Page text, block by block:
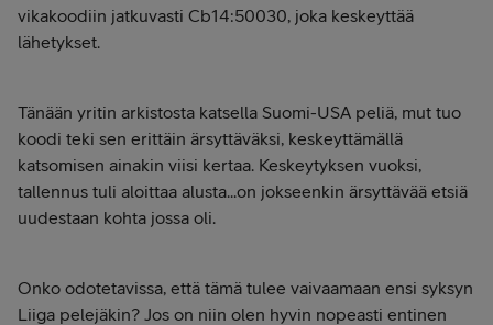
vikakoodiin jatkuvasti Cb14:50030, joka keskeyttää
lähetykset.
Tänään yritin arkistosta katsella Suomi-USA peliä, mut tuo
koodi teki sen erittäin ärsyttäväksi, keskeyttämällä
katsomisen ainakin viisi kertaa. Keskeytyksen vuoksi,
tallennus tuli aloittaa alusta...on jokseenkin ärsyttävää etsiä
uudestaan kohta jossa oli.
Onko odotetavissa, että tämä tulee vaivaamaan ensi syksyn
Liiga pelejäkin? Jos on niin olen hyvin nopeasti entinen